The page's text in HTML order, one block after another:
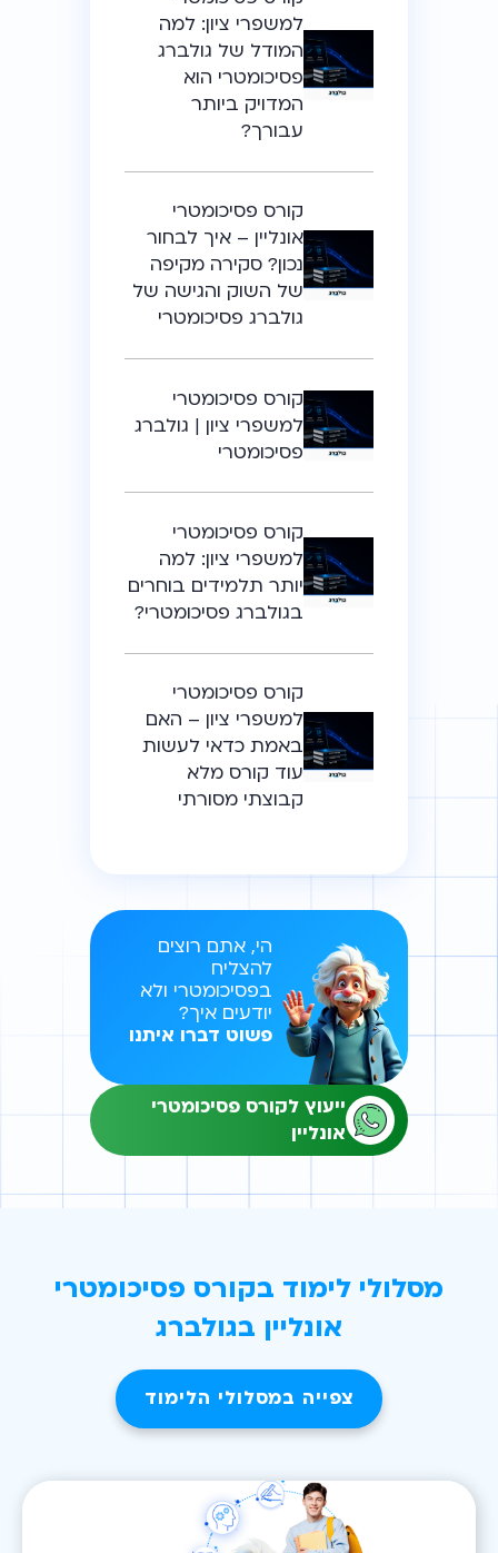
למשפרי ציון: למה
המודל של גולברג
פסיכומטרי הוא
המדויק ביותר
עבורך?
קורס פסיכומטרי
אונליין – איך לבחור
נכון? סקירה מקיפה
של השוק והגישה של
גולברג פסיכומטרי
קורס פסיכומטרי
למשפרי ציון | גולברג
פסיכומטרי
קורס פסיכומטרי
למשפרי ציון: למה
יותר תלמידים בוחרים
בגולברג פסיכומטרי?
קורס פסיכומטרי
למשפרי ציון – האם
באמת כדאי לעשות
עוד קורס מלא
קבוצתי מסורתי
הי, אתם רוצים
להצליח
בפסיכומטרי ולא
יודעים איך?
פשוט דברו איתנו
ייעוץ לקורס פסיכומטרי
אונליין
מסלולי לימוד בקורס פסיכומטרי
אונליין בגולברג
צפייה במסלולי הלימוד